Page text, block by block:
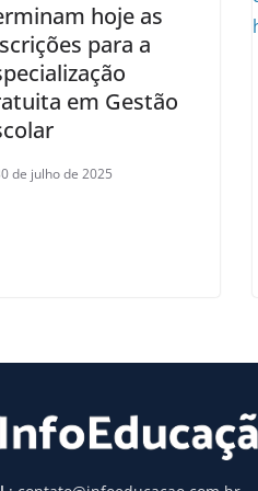
hoje as
para a
em Gestão
de julho de 2025